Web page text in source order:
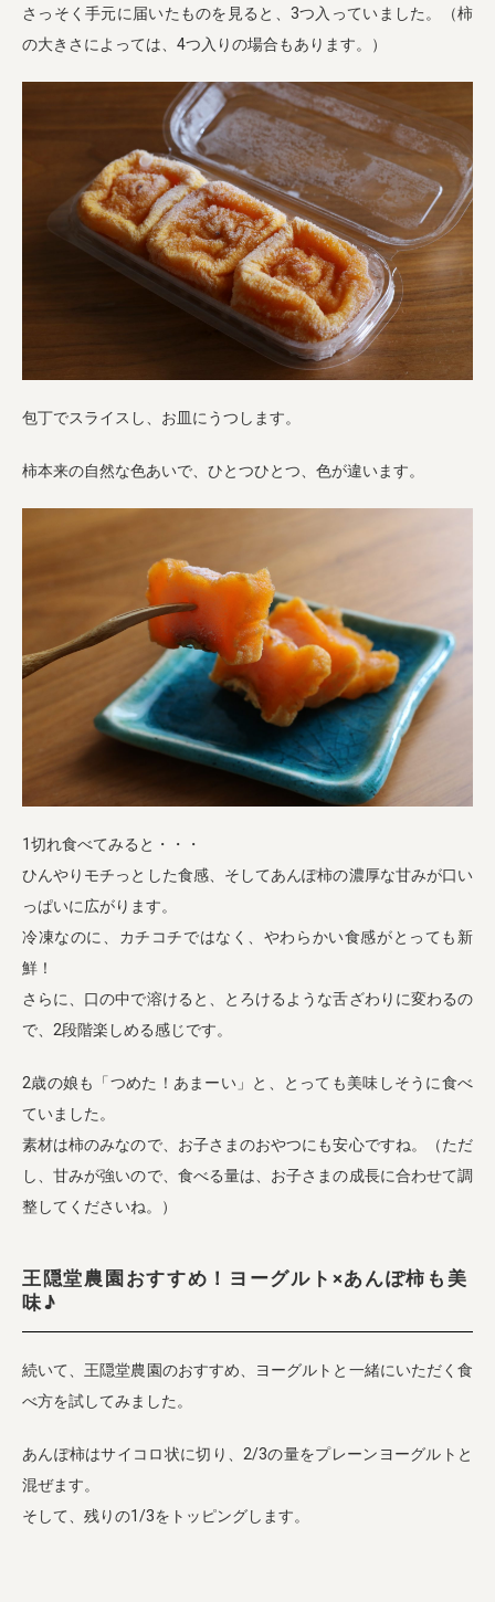
さっそく手元に届いたものを見ると、3つ入っていました。（柿
の大きさによっては、4つ入りの場合もあります。）
包丁でスライスし、お皿にうつします。
柿本来の自然な色あいで、ひとつひとつ、色が違います。
1切れ食べてみると・・・
ひんやりモチっとした食感、そしてあんぽ柿の濃厚な甘みが口い
っぱいに広がります。
冷凍なのに、カチコチではなく、やわらかい食感がとっても新
鮮！
さらに、口の中で溶けると、とろけるような舌ざわりに変わるの
で、2段階楽しめる感じです。
2歳の娘も「つめた！あまーい」と、とっても美味しそうに食べ
ていました。
素材は柿のみなので、お子さまのおやつにも安心ですね。（ただ
し、甘みが強いので、食べる量は、お子さまの成長に合わせて調
整してくださいね。）
王隠堂農園おすすめ！ヨーグルト×あんぽ柿も美
味♪
続いて、王隠堂農園のおすすめ、ヨーグルトと一緒にいただく食
べ方を試してみました。
あんぽ柿はサイコロ状に切り、2/3の量をプレーンヨーグルトと
混ぜます。
そして、残りの1/3をトッピングします。